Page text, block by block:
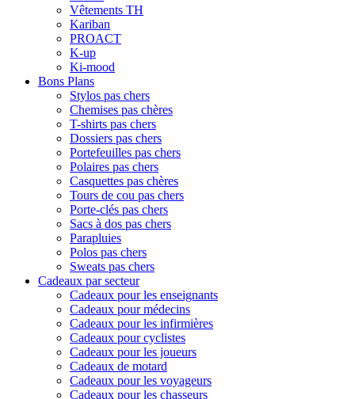
Vêtements TH
Kariban
PROACT
K-up
Ki-mood
Bons Plans
Stylos pas chers
Chemises pas chères
T-shirts pas chers
Dossiers pas chers
Portefeuilles pas chers
Polaires pas chers
Casquettes pas chères
Tours de cou pas chers
Porte-clés pas chers
Sacs à dos pas chers
Parapluies
Polos pas chers
Sweats pas chers
Cadeaux par secteur
Cadeaux pour les enseignants
Cadeaux pour médecins
Cadeaux pour les infirmières
Cadeaux pour cyclistes
Cadeaux pour les joueurs
Cadeaux de motard
Cadeaux pour les voyageurs
Cadeaux pour les chasseurs